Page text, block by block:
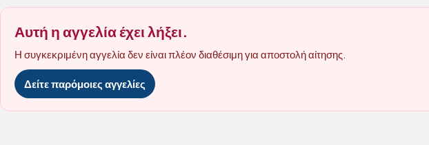
Αυτή η αγγελία έχει λήξει.
Η συγκεκριμένη αγγελία δεν είναι πλέον διαθέσιμη για αποστολή αίτησης.
Δείτε παρόμοιες αγγελίες